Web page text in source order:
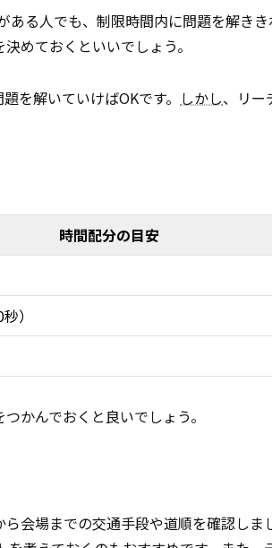
る人でも、制限時間内に問題を解きき
めておくといいでしょう。
を解いていけばOKです。 しかし、リー
時間配分の目安
）
かんでおくと良いでしょう。
会場までの交通手段や道順を確認しま